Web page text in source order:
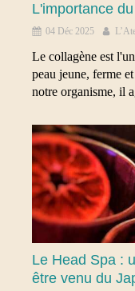
L'importance
04 Déc 2025
Le collagène est
peau jeune, ferme
notre organisme, il
Le Head Spa :
être venu du